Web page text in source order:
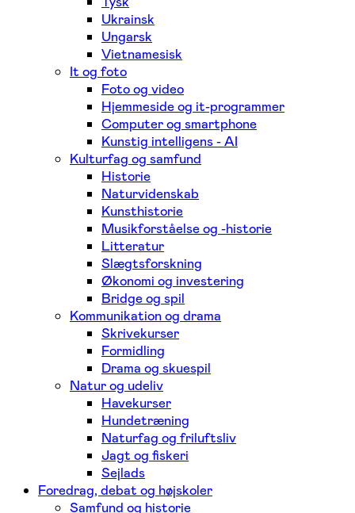
Ukrainsk
Ungarsk
Vietnamesisk
It og foto
Foto og video
Hjemmeside og it-programmer
Computer og smartphone
Kunstig intelligens - AI
Kulturfag og samfund
Historie
Naturvidenskab
Kunsthistorie
Musikforståelse og -historie
Litteratur
Slægtsforskning
Økonomi og investering
Bridge og spil
Kommunikation og drama
Skrivekurser
Formidling
Drama og skuespil
Natur og udeliv
Havekurser
Hundetræning
Naturfag og friluftsliv
Jagt og fiskeri
Sejlads
Foredrag, debat og højskoler
Samfund og historie